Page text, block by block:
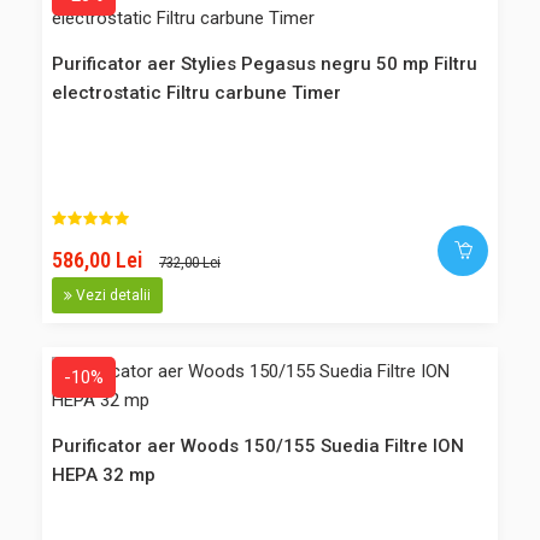
Comparaţie
Mini dezumidificator - Absorbant umiditate AbsoDry CAMPER
Absorbant de umiditate cu silica gel, 450 gr. Absodry
CAMPER este un absorbant de umiditate pentru spatii
care doriti sa evitati o varsare accidentala a apei colectate.
Contine un recipient din plastic si un saculet cu cristale
Purificator aer Stylies Pegasus negru 50 mp Filtru
electrostatic Filtru carbune Timer
586,00 Lei 732,00 Lei
Vezi detalii
-10%
Purificator aer Woods 150/155 Suedia Filtre ION
HEPA 32 mp